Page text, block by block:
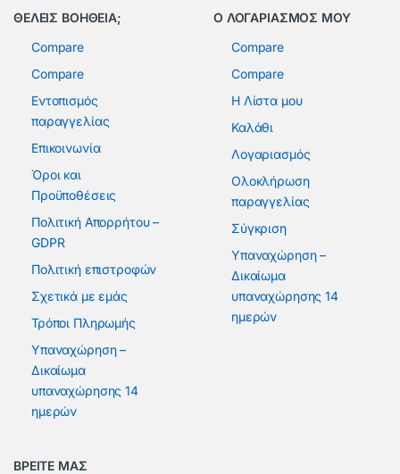
ΘΕΛΕΙΣ ΒΟΗΘΕΙΑ;
Compare
Compare
Εντοπισμός
παραγγελίας
Επικοινωνία
Όροι και
Προϋποθέσεις
Πολιτική Απορρήτου –
GDPR
Πολιτική επιστροφών
Σχετικά με εμάς
Τρόποι Πληρωμής
Υπαναχώρηση –
Δικαίωμα
υπαναχώρησης 14
ημερών
Ο ΛΟΓΑΡΙΑΣΜΟΣ ΜΟΥ
Compare
Compare
Η Λίστα μου
Καλάθι
Λογαριασμός
Ολοκλήρωση
παραγγελίας
Σύγκριση
Υπαναχώρηση –
Δικαίωμα
υπαναχώρησης 14
ημερών
ΒΡΕΙΤΕ ΜΑΣ